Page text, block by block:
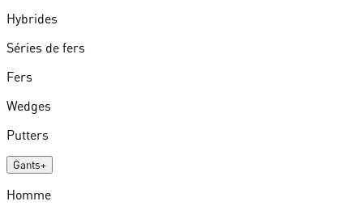
Hybrides
Séries de fers
Fers
Wedges
Putters
Gants+
Homme